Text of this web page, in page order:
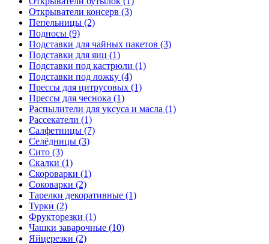
Открыватели консерв (3)
Пепельницы (2)
Подносы (9)
Подставки для чайных пакетов (3)
Подставки для яиц (1)
Подставки под кастрюли (1)
Подставки под ложку (4)
Прессы для цитрусовых (1)
Прессы для чеснока (1)
Распылители для уксуса и масла (1)
Рассекатели (1)
Салфетницы (7)
Селёдницы (3)
Сито (3)
Скалки (1)
Скороварки (1)
Соковарки (2)
Тарелки декоративные (1)
Турки (2)
Фрукторезки (1)
Чашки заварочные (10)
Яйцерезки (2)